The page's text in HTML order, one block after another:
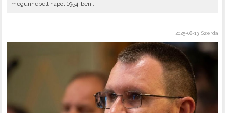
megünnepelt napot 1954-ben..
2025-08-13, Szerda